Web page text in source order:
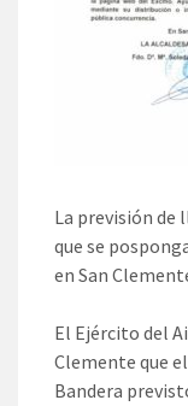
La previsión de
que se
en San
El Ejército del
Clemente que
Bandera